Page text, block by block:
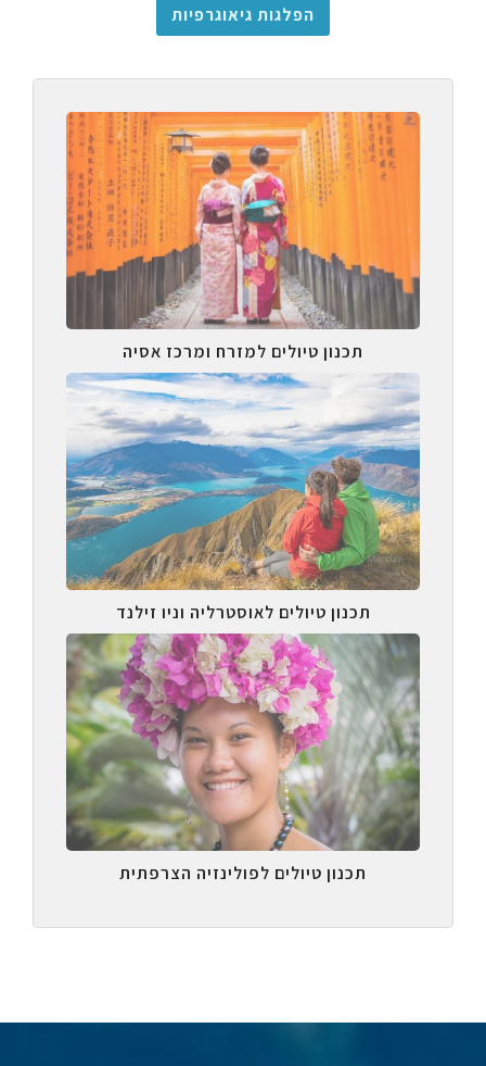
הפלגות גיאוגרפיות
תכנון טיולים למזרח ומרכז אסיה
תכנון טיולים לאוסטרליה וניו זילנד
תכנון טיולים לפולינזיה הצרפתית